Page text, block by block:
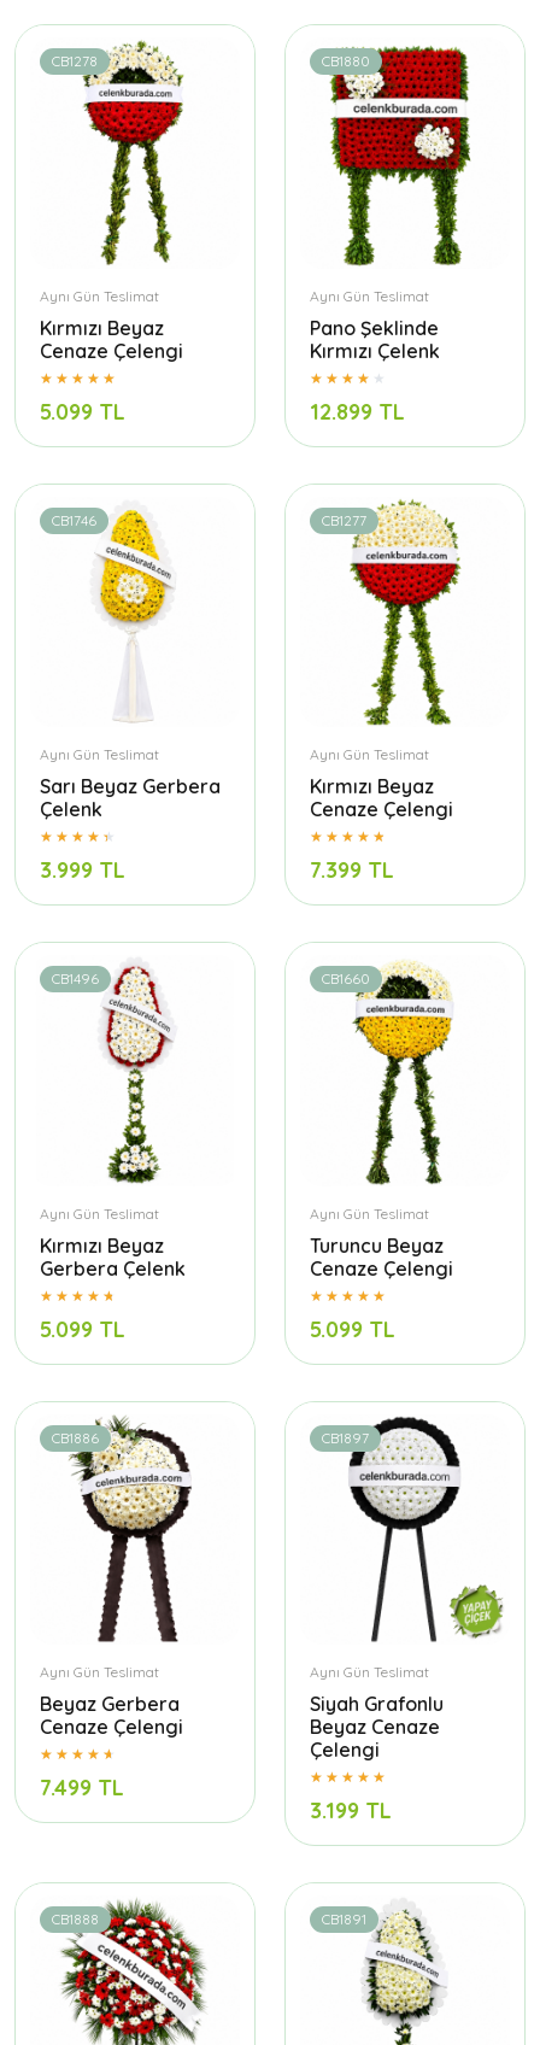
CB1278
Aynı Gün Teslimat
Kırmızı Beyaz
Cenaze Çelengi
5.099 TL
CB1880
Aynı Gün Teslimat
Pano Şeklinde
Kırmızı Çelenk
12.899 TL
CB1746
Aynı Gün Teslimat
Sarı Beyaz Gerbera
Çelenk
3.999 TL
CB1277
Aynı Gün Teslimat
Kırmızı Beyaz
Cenaze Çelengi
7.399 TL
CB1496
Aynı Gün Teslimat
Kırmızı Beyaz
Gerbera Çelenk
5.099 TL
CB1660
Aynı Gün Teslimat
Turuncu Beyaz
Cenaze Çelengi
5.099 TL
CB1886
Aynı Gün Teslimat
Beyaz Gerbera
Cenaze Çelengi
7.499 TL
CB1897
Aynı Gün Teslimat
Siyah Grafonlu
Beyaz Cenaze
Çelengi
3.199 TL
CB1888 CB1891